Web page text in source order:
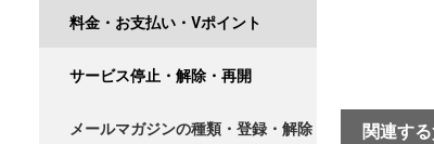
料金・お支払い・Vポイント
サービス停止・解除・再開
メールマガジンの種類・登録・解除 関連す